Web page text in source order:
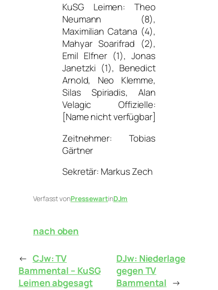
KuSG Leimen: Theo
Neumann (8),
Maximilian Catana (4),
Mahyar Soarifrad (2),
Emil Elfner (1), Jonas
Janetzki (1), Benedict
Arnold, Neo Klemme,
Silas Spiriadis, Alan
Velagic Offizielle:
[Name nicht verfügbar]
Zeitnehmer: Tobias
Gärtner
Sekretär: Markus Zech
Verfasst vonPressewartinDJm
nach oben
← CJw: TV
Bammental – KuSG
Leimen abgesagt
DJw: Niederlage
gegen TV
Bammental →